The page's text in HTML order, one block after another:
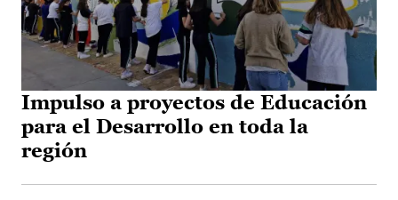
Impulso a proyectos de Educación
para el Desarrollo en toda la
región